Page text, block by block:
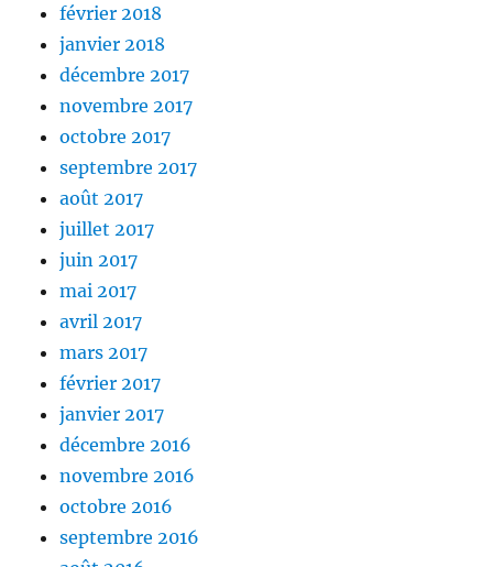
février 2018
janvier 2018
décembre 2017
novembre 2017
octobre 2017
septembre 2017
août 2017
juillet 2017
juin 2017
mai 2017
avril 2017
mars 2017
février 2017
janvier 2017
décembre 2016
novembre 2016
octobre 2016
septembre 2016